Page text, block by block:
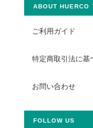
ABOUT HUERCO
ご利用ガイド
特定商取引法に基
お問い合わせ
FOLLOW US